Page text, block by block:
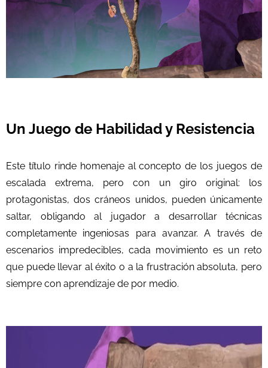
Un Juego de Habilidad y Resistencia
Este título rinde homenaje al concepto de los juegos de
escalada extrema, pero con un giro original: los
protagonistas, dos cráneos unidos, pueden únicamente
saltar, obligando al jugador a desarrollar técnicas
completamente ingeniosas para avanzar. A través de
escenarios impredecibles, cada movimiento es un reto
que puede llevar al éxito o a la frustración absoluta, pero
siempre con aprendizaje de por medio.